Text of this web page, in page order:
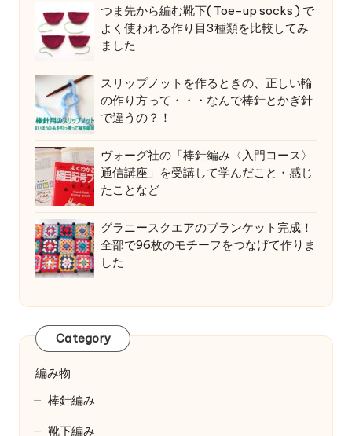
つま先から編む靴下( Toe-up socks ) で
よく使われる作り目3種類を比較してみ
ました
スリップノットを作るときの、正しい輪
の作り方って・・・なんで棒針とかぎ針
で違うの？！
ヴォーグ社の「棒針編み〈入門コース〉
通信講座」を受講して学んだこと・感じ
たことなど
グラニースクエアのブランケット完成！
全部で96枚のモチーフをつなげて作りま
した
Category
編み物
棒針編み
靴下編み